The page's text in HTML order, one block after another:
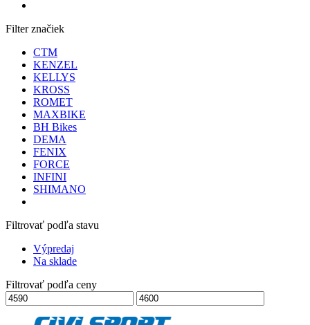
Filter značiek
CTM
KENZEL
KELLYS
KROSS
ROMET
MAXBIKE
BH Bikes
DEMA
FENIX
FORCE
INFINI
SHIMANO
Filtrovať podľa stavu
Výpredaj
Na sklade
Filtrovať podľa ceny